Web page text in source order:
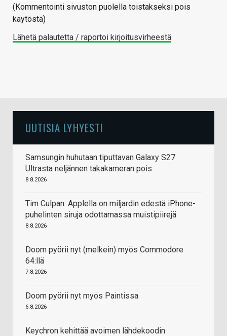
(Kommentointi sivuston puolella toistakseksi pois
käytöstä)
Lähetä palautetta / raportoi kirjoitusvirheestä
UUTISIA LYHYESTI
Samsungin huhutaan tiputtavan Galaxy S27
Ultrasta neljännen takakameran pois
8.8.2026
Tim Culpan: Applella on miljardin edestä iPhone-
puhelinten siruja odottamassa muistipiirejä
8.8.2026
Doom pyörii nyt (melkein) myös Commodore
64:llä
7.8.2026
Doom pyörii nyt myös Paintissa
6.8.2026
Keychron kehittää avoimen lähdekoodin